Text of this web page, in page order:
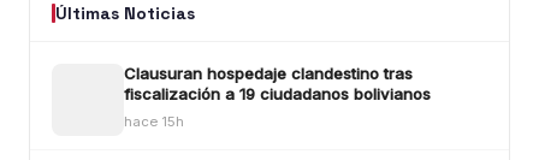
Últimas Noticias
Clausuran hospedaje clandestino tras
fiscalización a 19 ciudadanos bolivianos
hace 15h